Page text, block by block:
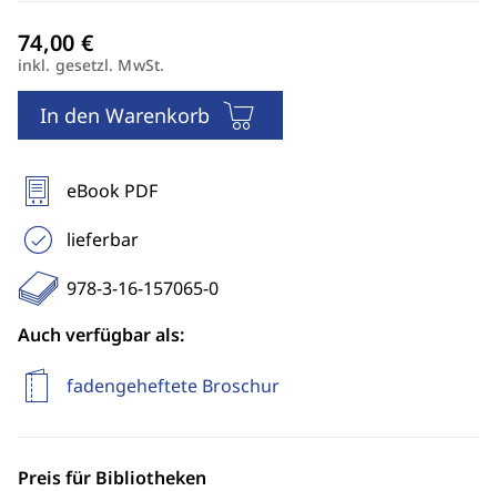
inkl. gesetzl. MwSt.
In den Warenkorb
eBook PDF
lieferbar
978-3-16-157065-0
Auch verfügbar als:
fadengeheftete Broschur
Preis für Bibliotheken